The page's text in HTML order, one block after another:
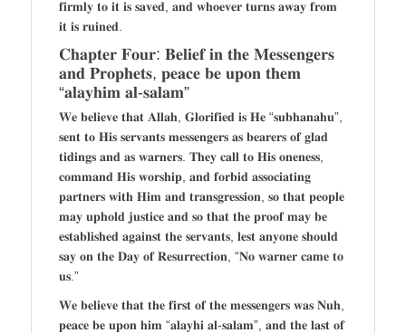
𝐟𝐢𝐫𝐦𝐥𝐲 𝐭𝐨 𝐢𝐭 𝐢𝐬 𝐬𝐚𝐯𝐞𝐝, 𝐚𝐧𝐝 𝐰𝐡𝐨𝐞𝐯𝐞𝐫 𝐭𝐮𝐫𝐧𝐬 𝐚𝐰𝐚𝐲 𝐟𝐫𝐨𝐦
𝐢𝐭 𝐢𝐬 𝐫𝐮𝐢𝐧𝐞𝐝.
𝐂𝐡𝐚𝐩𝐭𝐞𝐫 𝐅𝐨𝐮𝐫: 𝐁𝐞𝐥𝐢𝐞𝐟 𝐢𝐧 𝐭𝐡𝐞 𝐌𝐞𝐬𝐬𝐞𝐧𝐠𝐞𝐫𝐬
𝐚𝐧𝐝 𝐏𝐫𝐨𝐩𝐡𝐞𝐭𝐬, 𝐩𝐞𝐚𝐜𝐞 𝐛𝐞 𝐮𝐩𝐨𝐧 𝐭𝐡𝐞𝐦
“𝐚𝐥𝐚𝐲𝐡𝐢𝐦 𝐚𝐥-𝐬𝐚𝐥𝐚𝐦”
𝐖𝐞 𝐛𝐞𝐥𝐢𝐞𝐯𝐞 𝐭𝐡𝐚𝐭 𝐀𝐥𝐥𝐚𝐡, 𝐆𝐥𝐨𝐫𝐢𝐟𝐢𝐞𝐝 𝐢𝐬 𝐇𝐞 “𝐬𝐮𝐛𝐡𝐚𝐧𝐚𝐡𝐮”,
𝐬𝐞𝐧𝐭 𝐭𝐨 𝐇𝐢𝐬 𝐬𝐞𝐫𝐯𝐚𝐧𝐭𝐬 𝐦𝐞𝐬𝐬𝐞𝐧𝐠𝐞𝐫𝐬 𝐚𝐬 𝐛𝐞𝐚𝐫𝐞𝐫𝐬 𝐨𝐟 𝐠𝐥𝐚𝐝
𝐭𝐢𝐝𝐢𝐧𝐠𝐬 𝐚𝐧𝐝 𝐚𝐬 𝐰𝐚𝐫𝐧𝐞𝐫𝐬. 𝐓𝐡𝐞𝐲 𝐜𝐚𝐥𝐥 𝐭𝐨 𝐇𝐢𝐬 𝐨𝐧𝐞𝐧𝐞𝐬𝐬,
𝐜𝐨𝐦𝐦𝐚𝐧𝐝 𝐇𝐢𝐬 𝐰𝐨𝐫𝐬𝐡𝐢𝐩, 𝐚𝐧𝐝 𝐟𝐨𝐫𝐛𝐢𝐝 𝐚𝐬𝐬𝐨𝐜𝐢𝐚𝐭𝐢𝐧𝐠
𝐩𝐚𝐫𝐭𝐧𝐞𝐫𝐬 𝐰𝐢𝐭𝐡 𝐇𝐢𝐦 𝐚𝐧𝐝 𝐭𝐫𝐚𝐧𝐬𝐠𝐫𝐞𝐬𝐬𝐢𝐨𝐧, 𝐬𝐨 𝐭𝐡𝐚𝐭 𝐩𝐞𝐨𝐩𝐥𝐞
𝐦𝐚𝐲 𝐮𝐩𝐡𝐨𝐥𝐝 𝐣𝐮𝐬𝐭𝐢𝐜𝐞 𝐚𝐧𝐝 𝐬𝐨 𝐭𝐡𝐚𝐭 𝐭𝐡𝐞 𝐩𝐫𝐨𝐨𝐟 𝐦𝐚𝐲 𝐛𝐞
𝐞𝐬𝐭𝐚𝐛𝐥𝐢𝐬𝐡𝐞𝐝 𝐚𝐠𝐚𝐢𝐧𝐬𝐭 𝐭𝐡𝐞 𝐬𝐞𝐫𝐯𝐚𝐧𝐭𝐬, 𝐥𝐞𝐬𝐭 𝐚𝐧𝐲𝐨𝐧𝐞 𝐬𝐡𝐨𝐮𝐥𝐝
𝐬𝐚𝐲 𝐨𝐧 𝐭𝐡𝐞 𝐃𝐚𝐲 𝐨𝐟 𝐑𝐞𝐬𝐮𝐫𝐫𝐞𝐜𝐭𝐢𝐨𝐧, “𝐍𝐨 𝐰𝐚𝐫𝐧𝐞𝐫 𝐜𝐚𝐦𝐞 𝐭𝐨
𝐮𝐬.”
𝐖𝐞 𝐛𝐞𝐥𝐢𝐞𝐯𝐞 𝐭𝐡𝐚𝐭 𝐭𝐡𝐞 𝐟𝐢𝐫𝐬𝐭 𝐨𝐟 𝐭𝐡𝐞 𝐦𝐞𝐬𝐬𝐞𝐧𝐠𝐞𝐫𝐬 𝐰𝐚𝐬 𝐍𝐮𝐡,
𝐩𝐞𝐚𝐜𝐞 𝐛𝐞 𝐮𝐩𝐨𝐧 𝐡𝐢𝐦 “𝐚𝐥𝐚𝐲𝐡𝐢 𝐚𝐥-𝐬𝐚𝐥𝐚𝐦”, 𝐚𝐧𝐝 𝐭𝐡𝐞 𝐥𝐚𝐬𝐭 𝐨𝐟